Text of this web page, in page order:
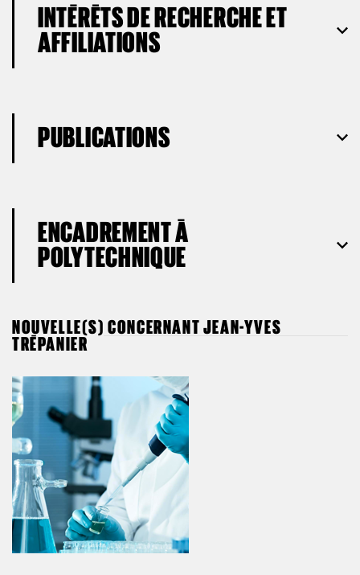
INTÉRÊTS DE RECHERCHE ET
AFFILIATIONS
PUBLICATIONS
ENCADREMENT À
POLYTECHNIQUE
NOUVELLE(S) CONCERNANT JEAN-YVES
TRÉPANIER